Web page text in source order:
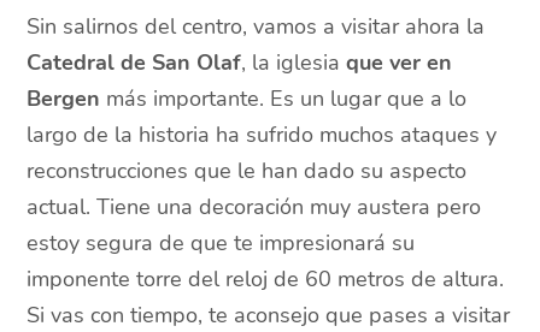
Sin salirnos del centro, vamos a visitar ahora la
Catedral de San Olaf, la iglesiaque ver en
Bergen más importante. Es un lugar que a lo
largo de la historia ha sufrido muchos ataques y
reconstrucciones que le han dado su aspecto
actual. Tiene una decoración muy austera pero
estoy segura de que te impresionará su
imponente torre del reloj de 60 metros de altura.
Si vas con tiempo, te aconsejo que pases a visitar